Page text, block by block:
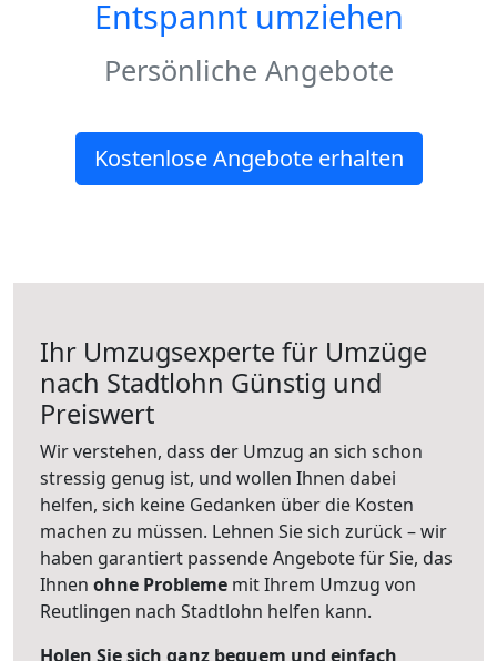
Entspannt umziehen
Persönliche Angebote
Kostenlose Angebote erhalten
Ihr Umzugsexperte für Umzüge
nach Stadtlohn Günstig und
Preiswert
Wir verstehen, dass der Umzug an sich schon
stressig genug ist, und wollen Ihnen dabei
helfen, sich keine Gedanken über die Kosten
machen zu müssen. Lehnen Sie sich zurück – wir
haben garantiert passende Angebote für Sie, das
Ihnen ohne Probleme mit Ihrem Umzug von
Reutlingen nach Stadtlohn helfen kann.
Holen Sie sich ganz bequem und einfach